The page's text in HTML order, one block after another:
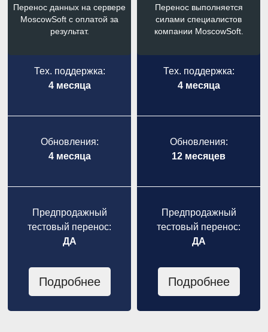
Перенос данных на сервере
MoscowSoft с оплатой за
результат.
Тех. поддержка:
4 месяца
Обновления:
4 месяца
Предпродажный
тестовый перенос:
ДА
Подробнее
Перенос выполняется
силами специалистов
компании MoscowSoft.
Тех. поддержка:
4 месяца
Обновления:
12 месяцев
Предпродажный
тестовый перенос:
ДА
Подробнее